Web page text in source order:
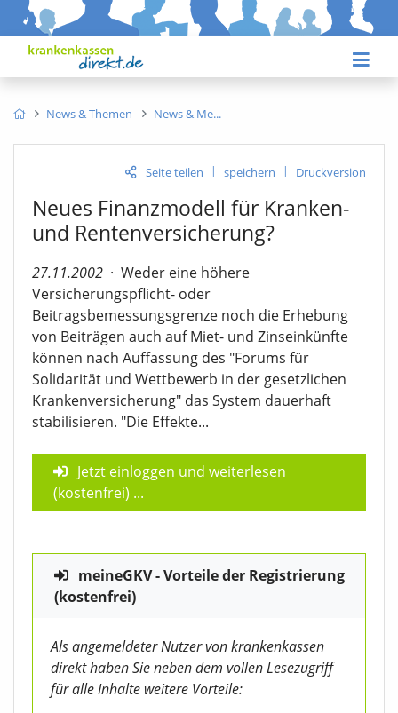
News & Themen News & Me
Seite teilen | speichern | Druckversion
Neues Finanzmodell für Kranken-
und Rentenversicherung?
27.11.2002 · Weder eine höhere
Versicherungspflicht- oder
Beitragsbemessungsgrenze noch die Erhebung
von Beiträgen auch auf Miet- und Zinseinkünfte
können nach Auffassung des "Forums für
Solidarität und Wettbewerb in der gesetzlichen
Krankenversicherung" das System dauerhaft
stabilisieren. "Die Effekte...
Jetzt einloggen und weiterlesen
(kostenfrei) ...
meineGKV - Vorteile der Registrierung
(kostenfrei)
Als angemeldeter Nutzer von krankenkassen
direkt haben Sie neben dem vollen Lesezugriff
für alle Inhalte weitere Vorteile: